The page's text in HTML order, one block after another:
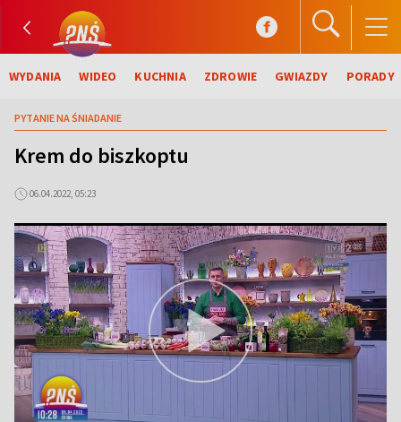
WYDANIA WIDEO KUCHNIA ZDROWIE GWIAZDY PORADY
PYTANIE NA ŚNIADANIE
Krem do biszkoptu
06.04.2022, 05:23